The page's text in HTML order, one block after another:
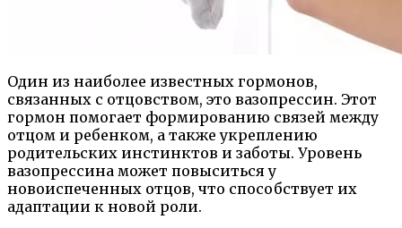
Один из наиболее известных гормонов,
связанных с отцовством, это вазопрессин. Этот
гормон помогает формированию связей между
отцом и ребенком, а также укреплению
родительских инстинктов и заботы. Уровень
вазопрессина может повыситься у
новоиспеченных отцов, что способствует их
адаптации к новой роли.